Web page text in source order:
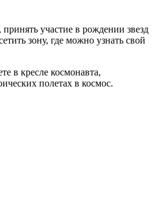
участие в рождении звезд
зону, где можно узнать свой
в кресле космонавта,
полетах в космос.